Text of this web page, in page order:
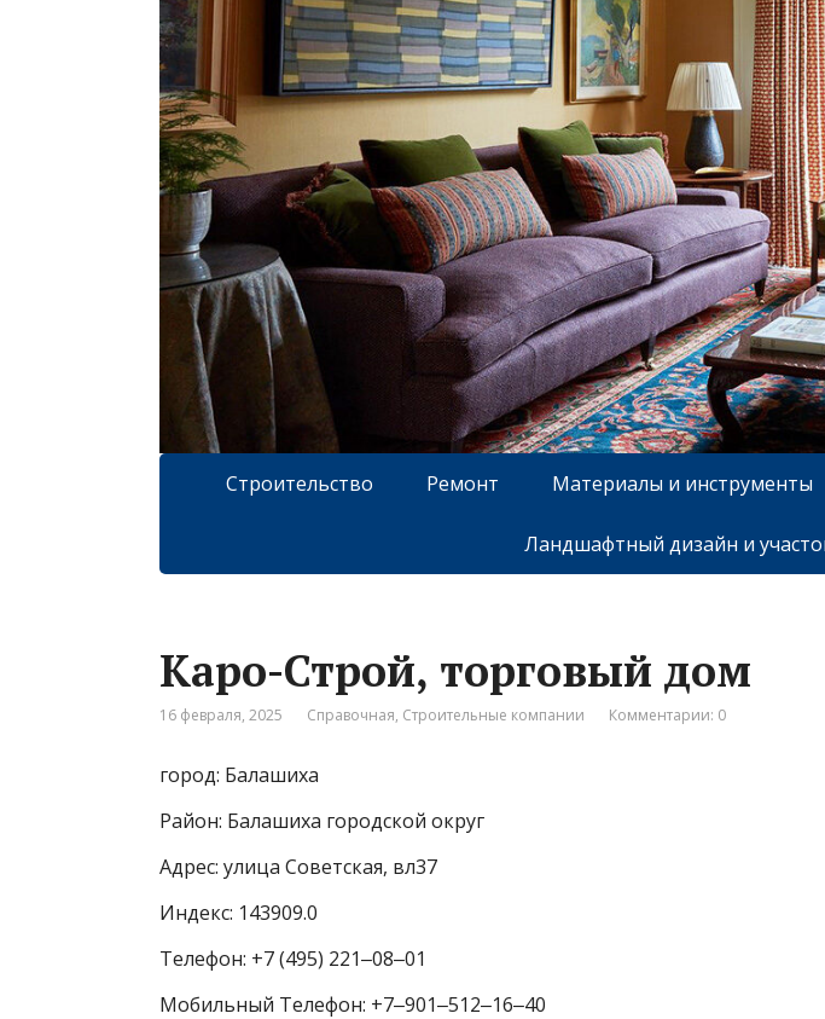
Строительство Ремонт Материалы и инструменты
Ландшафтный дизайн и
Каро-Строй, торговый дом
16 февраля, 2025 Справочная, Строительные компании Комментарии: 0
город: Балашиха
Район: Балашиха городской округ
Адрес: улица Советская, вл37
Индекс: 143909.0
Телефон: +7 (495) 221‒08‒01
Мобильный Телефон: +7‒901‒512‒16‒40